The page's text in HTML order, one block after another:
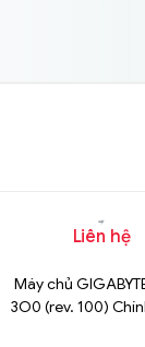
Liên hệ
Máy chủ
3O0 (rev. 100)